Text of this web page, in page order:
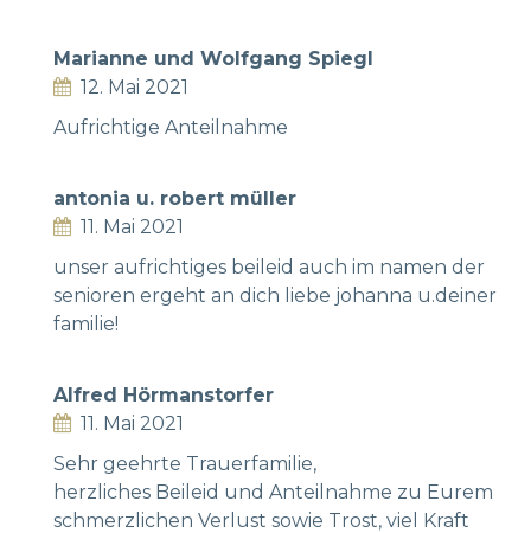
Marianne und Wolfgang Spiegl
12. Mai 2021
Aufrichtige Anteilnahme
antonia u. robert müller
11. Mai 2021
unser aufrichtiges beileid auch im namen der
senioren ergeht an dich liebe johanna u.deiner
familie!
Alfred Hörmanstorfer
11. Mai 2021
Sehr geehrte Trauerfamilie,
herzliches Beileid und Anteilnahme zu Eurem
schmerzlichen Verlust sowie Trost, viel Kraft